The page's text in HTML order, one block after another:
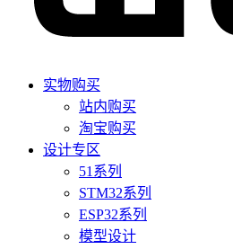
实物购买
站内购买
淘宝购买
设计专区
51系列
STM32系列
ESP32系列
模型设计